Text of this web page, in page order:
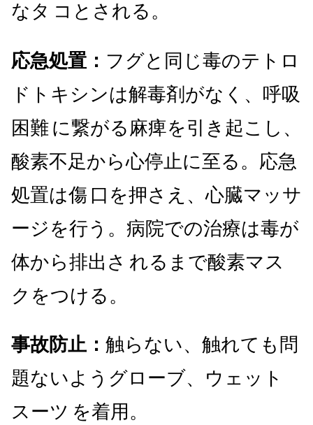
なタ コとされる。
応急処置： フグと同じ毒のテトロ
ドトキシンは解毒剤がなく、呼吸
困難 に繋がる麻痺を引き起こし、
酸素不足から心停止に至る。応急
処置は傷 口を押さえ、心臓マッサ
ージを行う。病院での治療は毒が
体から排出さ れるまで酸素マス
クをつける。
事故防止： 触らない、触れても問
題ないようグローブ、ウェット
スーツ を着用。